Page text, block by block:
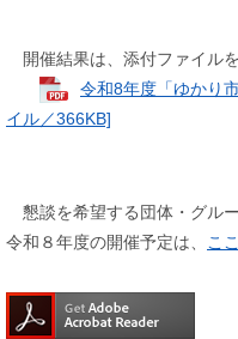
開催結果は、添付ファイルを
令和8年度「ゆかり
イル／366KB]
懇談を希望する団体・グル
令和８年度の開催予定は、
こ